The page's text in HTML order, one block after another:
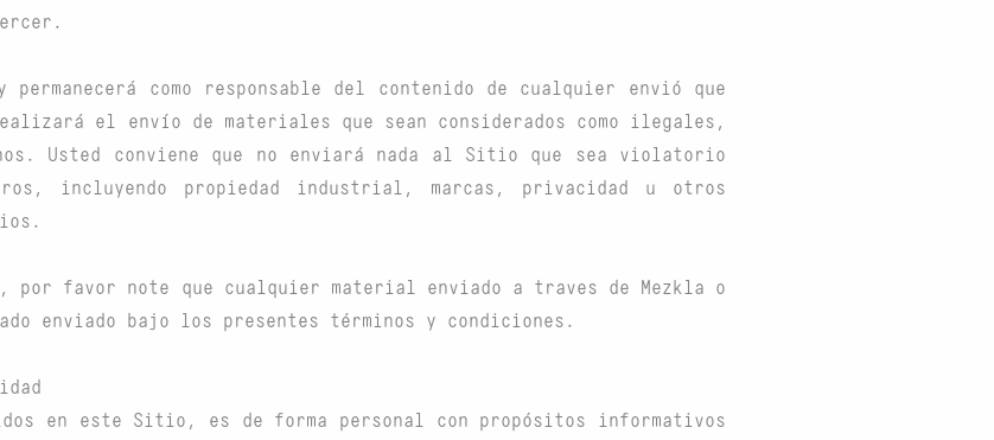
permanecerá como responsable del contenido de cualquier envió que
el envío de materiales que sean considerados como ilegales,
Usted conviene que no enviará nada al Sitio que sea violatorio
incluyendo propiedad industrial, marcas, privacidad u otros
por favor note que cualquier material enviado a traves de Mezkla o
enviado bajo los presentes términos y condiciones.
en este Sitio, es de forma personal con propósitos informativos